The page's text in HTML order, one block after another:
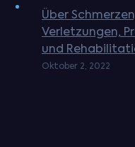
Ereignisse und
auf Bereiche
oder nic ...
Oktober 2, 2022
Über
Verletzungen,
und
sprechen ist